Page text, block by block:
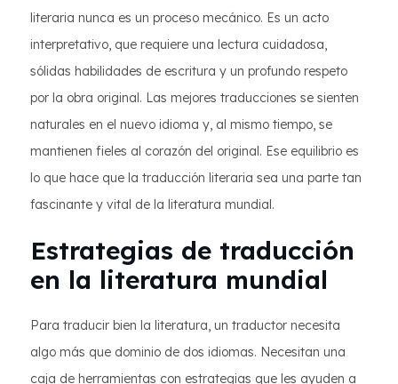
literaria nunca es un proceso mecánico. Es un acto
interpretativo, que requiere una lectura cuidadosa,
sólidas habilidades de escritura y un profundo respeto
por la obra original. Las mejores traducciones se sienten
naturales en el nuevo idioma y, al mismo tiempo, se
mantienen fieles al corazón del original. Ese equilibrio es
lo que hace que la traducción literaria sea una parte tan
fascinante y vital de la literatura mundial.
Estrategias de traducción
en la literatura mundial
Para traducir bien la literatura, un traductor necesita
algo más que dominio de dos idiomas. Necesitan una
caja de herramientas con estrategias que les ayuden a